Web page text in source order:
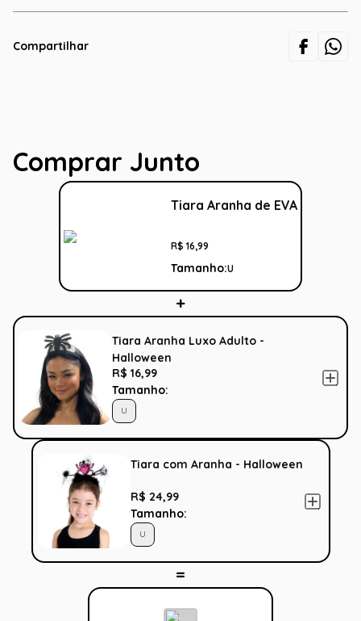
Compartilhar
Comprar Junto
Tiara Aranha de EVA
R$ 16,99
Tamanho:U
Tiara Aranha Luxo Adulto -
Halloween
R$ 16,99
Tamanho:
U
Tiara com Aranha - Halloween
R$ 24,99
Tamanho:
U